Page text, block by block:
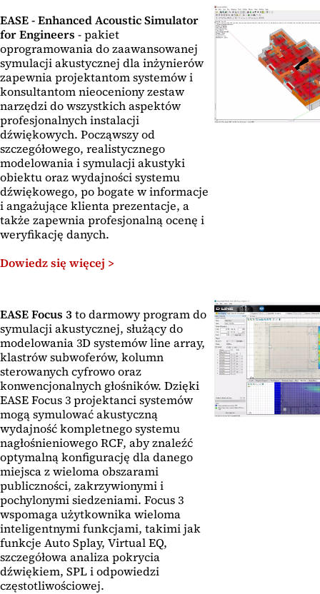
EASE - Enhanced Acoustic Simulator
for Engineers - pakiet
oprogramowania do zaawansowanej
symulacji akustycznej dla inżynierów
zapewnia projektantom systemów i
konsultantom nieoceniony zestaw
narzędzi do wszystkich aspektów
profesjonalnych instalacji
dźwiękowych. Począwszy od
szczegółowego, realistycznego
modelowania i symulacji akustyki
obiektu oraz wydajności systemu
dźwiękowego, po bogate w informacje
i angażujące klienta prezentacje, a
także zapewnia profesjonalną ocenę i
weryfikację danych.
Dowiedz się więcej >
EASE Focus 3 to darmowy program do
symulacji akustycznej, służący do
modelowania 3D systemów line array,
klastrów subwoferów, kolumn
sterowanych cyfrowo oraz
konwencjonalnych głośników. Dzięki
EASE Focus 3 projektanci systemów
mogą symulować akustyczną
wydajność kompletnego systemu
nagłośnieniowego RCF, aby znaleźć
optymalną konfigurację dla danego
miejsca z wieloma obszarami
publiczności, zakrzywionymi i
pochylonymi siedzeniami. Focus 3
wspomaga użytkownika wieloma
inteligentnymi funkcjami, takimi jak
funkcje Auto Splay, Virtual EQ,
szczegółowa analiza pokrycia
dźwiękiem, SPL i odpowiedzi
częstotliwościowej.